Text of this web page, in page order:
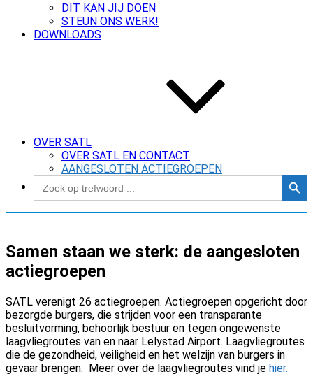
DIT KAN JIJ DOEN
STEUN ONS WERK!
DOWNLOADS
OVER SATL
OVER SATL EN CONTACT
AANGESLOTEN ACTIEGROEPEN
Zoek
naar:
Samen staan we sterk: de aangesloten
actiegroepen
SATL verenigt 26 actiegroepen. Actiegroepen opgericht door
bezorgde burgers, die strijden voor een transparante
besluitvorming, behoorlijk bestuur en tegen ongewenste
laagvliegroutes van en naar Lelystad Airport. Laagvliegroutes
die de gezondheid, veiligheid en het welzijn van burgers in
gevaar brengen. Meer over de laagvliegroutes vind je hier.